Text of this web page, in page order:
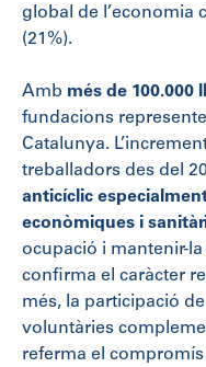
global de l’economia
(21%).
Amb més de 100.000
fundacions
Catalunya.
treballadors des del
anticíclic
econòmiques i
ocupació i mantenir-
confirma el caràcter
més, la participació
voluntàries
referma el